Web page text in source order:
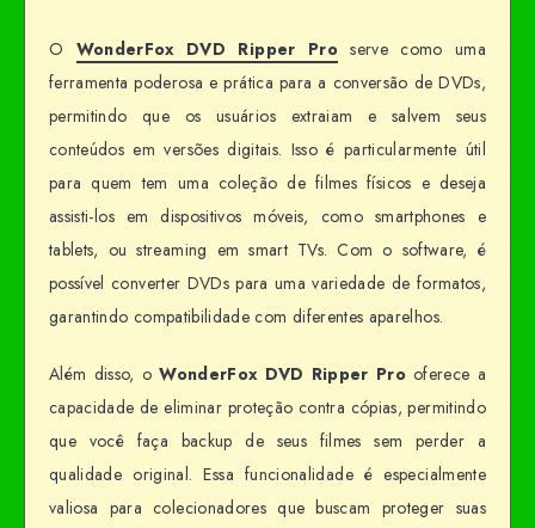
O WonderFox DVD Ripper Proserve como uma
ferramenta poderosa e prática para a conversão de DVDs,
permitindo que os usuários extraiam e salvem seus
conteúdos em versões digitais. Isso é particularmente útil
para quem tem uma coleção de filmes físicos e deseja
assisti-los em dispositivos móveis, como smartphones e
tablets, ou streaming em smart TVs. Com o software, é
possível converter DVDs para uma variedade de formatos,
garantindo compatibilidade com diferentes aparelhos.
Além disso, oWonderFox DVD Ripper Prooferece a
capacidade de eliminar proteção contra cópias, permitindo
que você faça backup de seus filmes sem perder a
qualidade original. Essa funcionalidade é especialmente
valiosa para colecionadores que buscam proteger suas